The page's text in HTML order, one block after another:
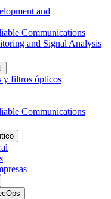
and
Communications
and Signal Analysis
y filtros ópticos
Communications